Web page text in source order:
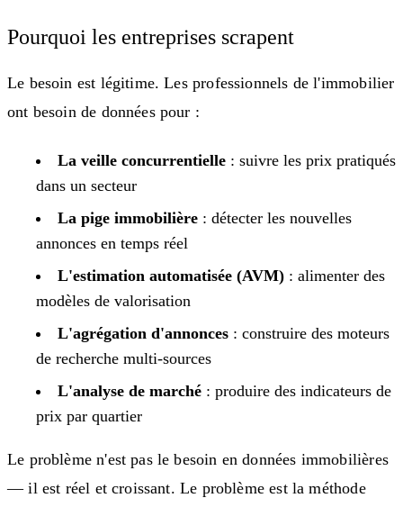
Pourquoi les entreprises scrapent
Le besoin est légitime. Les professionnels de l'immobilier
ont besoin de données pour :
La veille concurrentielle : suivre les prix pratiqués
dans un secteur
La pige immobilière : détecter les nouvelles
annonces en temps réel
L'estimation automatisée (AVM) : alimenter des
modèles de valorisation
L'agrégation d'annonces : construire des moteurs
de recherche multi-sources
L'analyse de marché : produire des indicateurs de
prix par quartier
Le problème n'est pas le besoin en données immobilières
— il est réel et croissant. Le problème est la méthode